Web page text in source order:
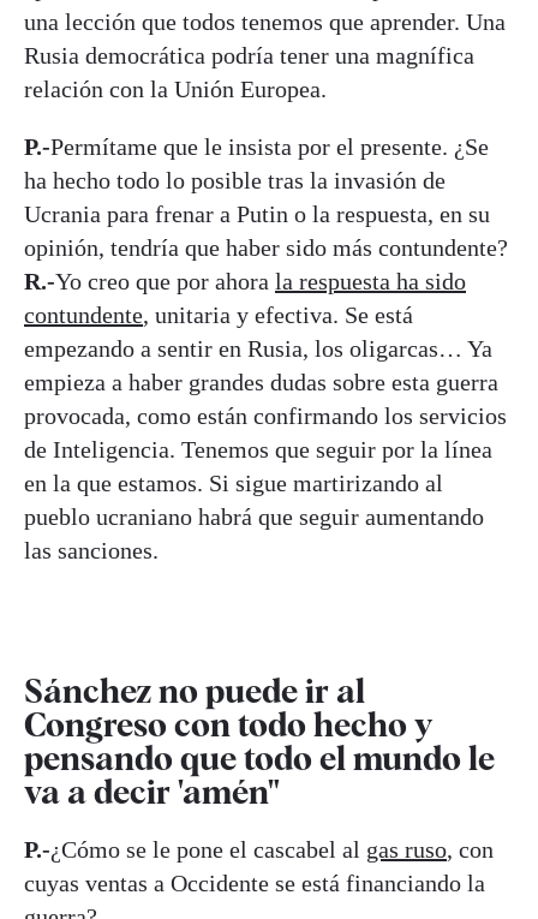
una lección que todos tenemos que aprender. Una
Rusia democrática podría tener una magnífica
relación con la Unión Europea.
P.-Permítame que le insista por el presente. ¿Se
ha hecho todo lo posible tras la invasión de
Ucrania para frenar a Putin o la respuesta, en su
opinión, tendría que haber sido más contundente?
R.-Yo creo que por ahora la respuesta ha sido
contundente, unitaria y efectiva. Se está
empezando a sentir en Rusia, los oligarcas… Ya
empieza a haber grandes dudas sobre esta guerra
provocada, como están confirmando los servicios
de Inteligencia. Tenemos que seguir por la línea
en la que estamos. Si sigue martirizando al
pueblo ucraniano habrá que seguir aumentando
las sanciones.
Sánchez no puede ir al
Congreso con todo hecho y
pensando que todo el mundo le
va a decir 'amén"
P.-¿Cómo se le pone el cascabel al gas ruso, con
cuyas ventas a Occidente se está financiando la